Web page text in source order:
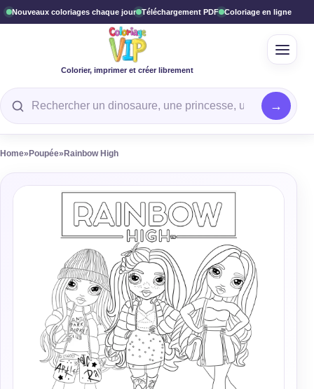
Nouveaux coloriages chaque jour Téléchargement PDF Coloriage en ligne
Colorier, imprimer et créer librement
Rechercher un coloriage
Home» Poupée» Rainbow High